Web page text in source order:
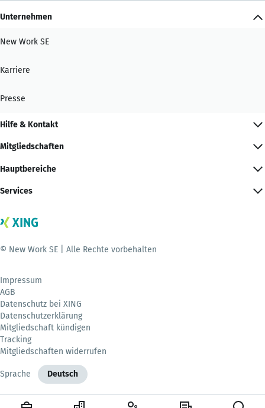
Unternehmen
New Work SE
Karriere
Presse
Hilfe & Kontakt
Mitgliedschaften
Hauptbereiche
Services
© New Work SE | Alle Rechte vorbehalten
Impressum
AGB
Datenschutz bei XING
Datenschutzerklärung
Mitgliedschaft kündigen
Tracking
Mitgliedschaften widerrufen
Sprache Deutsch